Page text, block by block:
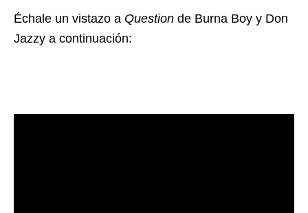
Échale un vistazo a Question de Burna Boy y Don
Jazzy a continuación: